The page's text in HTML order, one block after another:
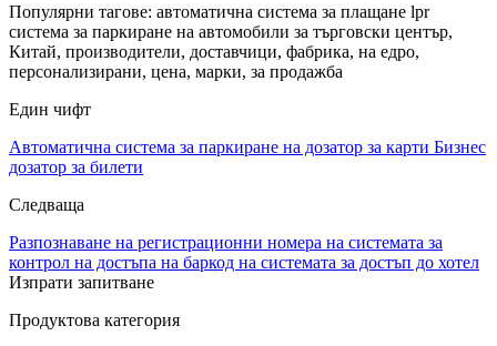
Популярни тагове: автоматична система за плащане lpr
система за паркиране на автомобили за търговски център,
Китай, производители, доставчици, фабрика, на едро,
персонализирани, цена, марки, за продажба
Един чифт
Автоматична система за паркиране на дозатор за карти Бизнес
дозатор за билети
Следваща
Разпознаване на регистрационни номера на системата за
контрол на достъпа на баркод на системата за достъп до хотел
Изпрати запитване
Продуктова категория